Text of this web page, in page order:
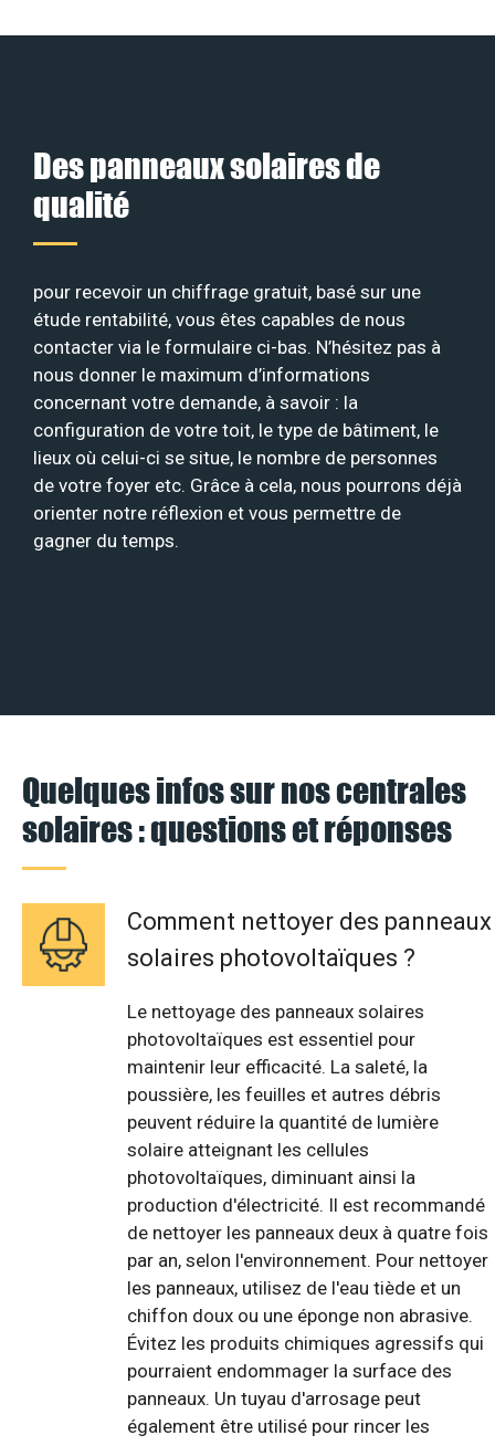
Des panneaux solaires de
qualité
pour recevoir un chiffrage gratuit, basé sur une
étude rentabilité, vous êtes capables de nous
contacter via le formulaire ci-bas. N’hésitez pas à
nous donner le maximum d’informations
concernant votre demande, à savoir : la
configuration de votre toit, le type de bâtiment, le
lieux où celui-ci se situe, le nombre de personnes
de votre foyer etc. Grâce à cela, nous pourrons déjà
orienter notre réflexion et vous permettre de
gagner du temps.
Quelques infos sur nos centrales
solaires : questions et réponses
Comment nettoyer des panneaux
solaires photovoltaïques ?
Le nettoyage des panneaux solaires
photovoltaïques est essentiel pour
maintenir leur efficacité. La saleté, la
poussière, les feuilles et autres débris
peuvent réduire la quantité de lumière
solaire atteignant les cellules
photovoltaïques, diminuant ainsi la
production d'électricité. Il est recommandé
de nettoyer les panneaux deux à quatre fois
par an, selon l'environnement. Pour nettoyer
les panneaux, utilisez de l'eau tiède et un
chiffon doux ou une éponge non abrasive.
Évitez les produits chimiques agressifs qui
pourraient endommager la surface des
panneaux. Un tuyau d'arrosage peut
également être utilisé pour rincer les